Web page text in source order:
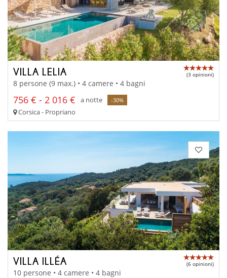
VILLA LELIA (3 opinioni)
8 persone (9 max.) • 4 camere • 4 bagni
756 € - 2 016 € a notte -30%
Corsica - Propriano
VILLA ILLÉA (6 opinioni)
10 persone • 4 camere • 4 bagni